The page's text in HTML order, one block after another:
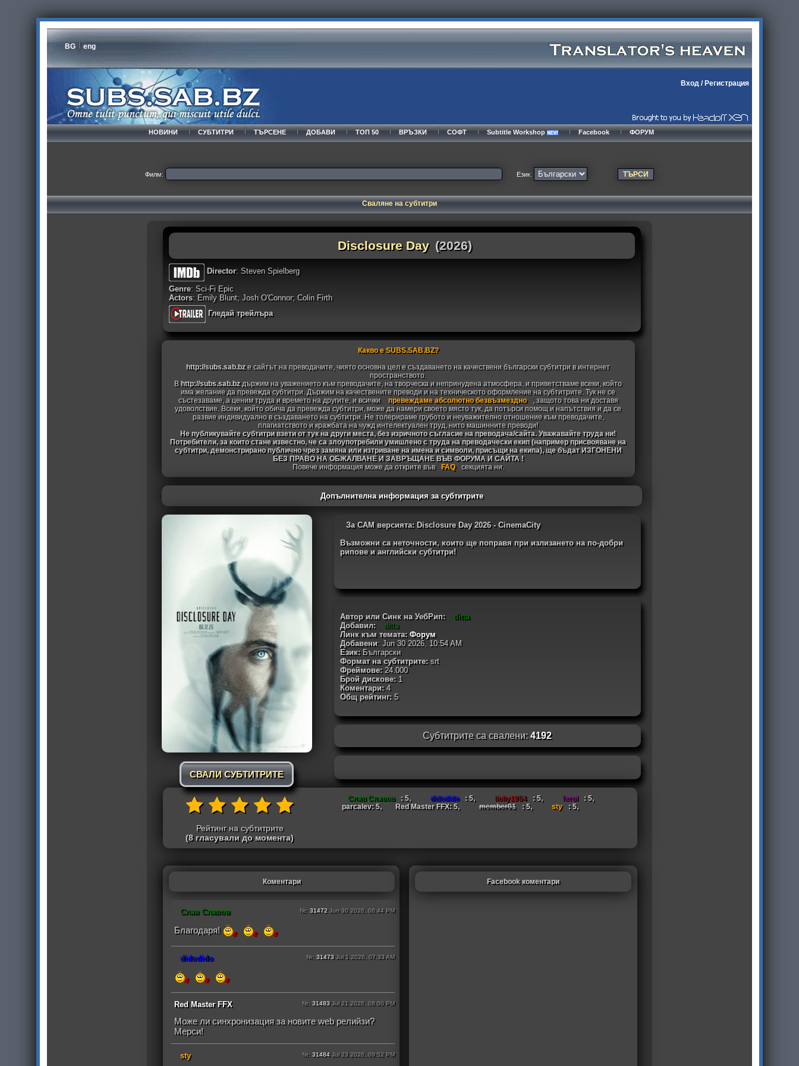
BG eng
Вход/ Регистрация
НОВИНИ СУБТИТРИ ТЪРСЕНЕ ДОБАВИ ТОП 50 ВРЪЗКИ СОФТ Subtitle Workshop Facebook ФОРУМ
Филм: Език:
Сваляне на субтитри
Disclosure Day (2026)
Director: Steven Spielberg
Genre: Sci-Fi Epic
Actors: Emily Blunt; Josh O'Connor; Colin Firth
Гледай трейлъра
Какво е SUBS.SAB.BZ?
http://subs.sab.bzе сайтът на преводачите, чиято основна цел е създаването на качествени български субтитри в интернет
пространството.
В http://subs.sab.bzдържим на уважението към преводачите, на творческа и непринудена атмосфера, и приветстваме всеки, който
има желание да превежда субтитри. Държим на качествените преводи и на техническото оформление на субтитрите. Тук не се
състезаваме, а ценим труда и времето на другите, и всички
превеждаме абсолютно безвъзмездно
, защото това ни доставя
удоволствие. Всеки, който обича да превежда субтитри, може да намери своето място тук, да потърси помощ и напътствия и да се
развие индивидуално в създаването на субтитри. Не толерираме грубото и неуважително отношение към преводачите,
плагиатството и кражбата на чужд интелектуален труд, нито машинните преводи!
Не публикувайте субтитри взети от тук на други места, без изричното съгласие на преводача/сайта. Уважавайте труда ни!
Потребители, за които стане известно, че са злоупотребили умишлено с труда на преводачески екип (например присвояване на
субтитри, демонстрирано публично чрез замяна или изтриване на имена и символи, присъщи на екипа), ще бъдат ИЗГОНЕНИ
БЕЗ ПРАВО НА ОБЖАЛВАНЕ И ЗАВРЪЩАНЕ ВЪВ ФОРУМА И САЙТА !
Повече информация може да открите във
FAQ секцията ни.
Допълнителна информация за субтитрите
СВАЛИ СУБТИТРИТЕ
За CAM версията: Disclosure Day 2026 - CinemaCity
Възможни са неточности, които ще поправя при излизането на по-добри
рипове и английски субтитри!
Автор или Синк на УебРип:
ditta
Добавил:
ditta
Линк към темата: Форум
Добавени: Jun 30 2026, 10:54 AM
Език:Български
Формат на субтитрите:srt
Фреймове:24.000
Брой дискове:1
Коментари: 4
Общ рейтинг:5
Субтитрите са свалени:4192
Рейтинг на субтитрите
(8 гласували до момента)
Слав Славов : 5, didodido : 5, liolly1954 : 5, ferol
: 5,
parcalev: 5,
Red Master FFX: 5, member01 : 5, sty : 5,
Коментари
Слав Славов №:31472Jun 30 2026, 06:44 PM
Благодаря!
didodido №:31473Jul 1 2026, 07:33 AM
Red Master FFX №:31483Jul 21 2026, 08:00 PM
Може ли синхронизация за новите web релийзи?
Мерси!
sty №:31484Jul 23 2026, 09:52 PM
Facebook коментари